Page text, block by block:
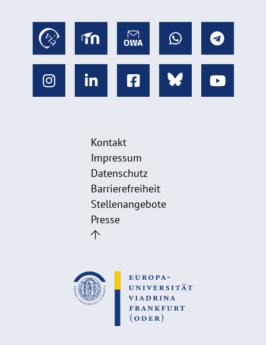
Kontakt
Impressum
Datenschutz
Barrierefreiheit
Stellenangebote
Presse